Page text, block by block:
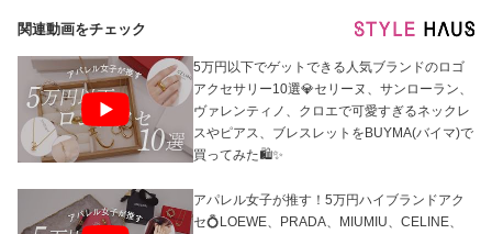
関連動画をチェック
5万円以下でゲットできる人気ブランドのロゴ
アクセサリー10選💎セリーヌ、サンローラン、
ヴァレンティノ、クロエで可愛すぎるネックレ
スやピアス、ブレスレットをBUYMA(バイマ)で
買ってみた🛍️✨
アパレル女子が推す！5万円ハイブランドアク
セ💍LOEWE、PRADA、MIUMIU、CELINE、